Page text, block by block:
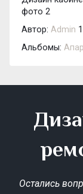
фото 2
Автор: Admin
Альбомы:
Остались